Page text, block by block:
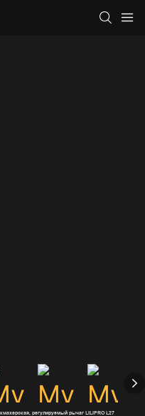
регулируемый рычаг LILIPRO L27